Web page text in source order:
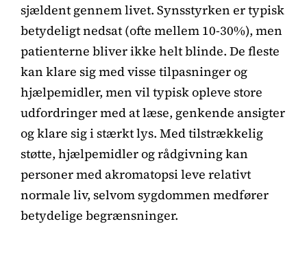
sjældent gennem livet. Synsstyrken er typisk
betydeligt nedsat (ofte mellem 10-30%), men
patienterne bliver ikke helt blinde. De fleste
kan klare sig med visse tilpasninger og
hjælpemidler, men vil typisk opleve store
udfordringer med at læse, genkende ansigter
og klare sig i stærkt lys. Med tilstrækkelig
støtte, hjælpemidler og rådgivning kan
personer med akromatopsi leve relativt
normale liv, selvom sygdommen medfører
betydelige begrænsninger.